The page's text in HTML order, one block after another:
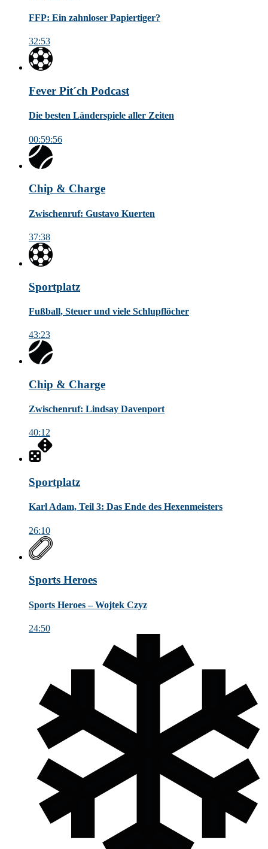
FFP: Ein zahnloser Papiertiger?
32:53
Fever Pit´ch Podcast
Die besten Länderspiele aller Zeiten
00:59:56
Chip & Charge
Zwischenruf: Gustavo Kuerten
37:38
Sportplatz
Fußball, Steuer und viele Schlupflöcher
43:23
Chip & Charge
Zwischenruf: Lindsay Davenport
40:12
Sportplatz
Karl Adam, Teil 3: Das Ende des Hexenmeisters
26:10
Sports Heroes
Sports Heroes – Wojtek Czyz
24:50